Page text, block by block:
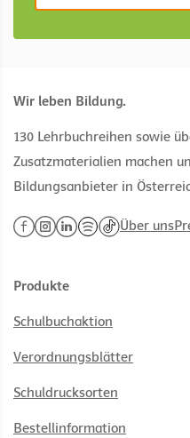
Wir leben Bildung.
130 Lehrbuchreihen sowie
Zusatzmaterialien machen
Bildungsanbieter in
Über uns
Produkte
Schulbuchaktion
Verordnungsblätter
Schuldrucksorten
Bestellinformation